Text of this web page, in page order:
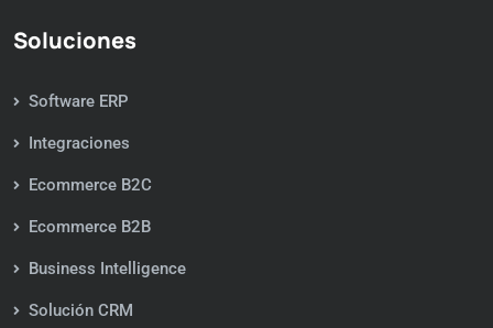
Soluciones
Software ERP
Integraciones
Ecommerce B2C
Ecommerce B2B
Business Intelligence
Solución CRM